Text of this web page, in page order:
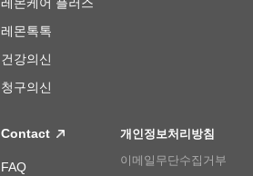
레몬케어 플러스
레몬톡톡
건강의신
청구의신
Contact
FAQ
개인정보처리방침
이메일무단수집거부